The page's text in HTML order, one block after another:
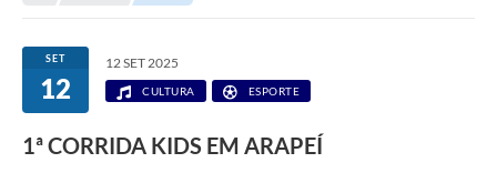
Legislação
Turismo
SET
12
12 SET 2025
CULTURA ESPORTE
1ª CORRIDA KIDS EM ARAPEÍ